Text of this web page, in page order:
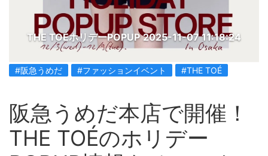
THE TOÉホリデーPOPUP 2025-11-07 11:18:24
#阪急うめだ #ファッションイベント #THE TOÉ
阪急うめだ本店で開催！
THE TOÉのホリデー